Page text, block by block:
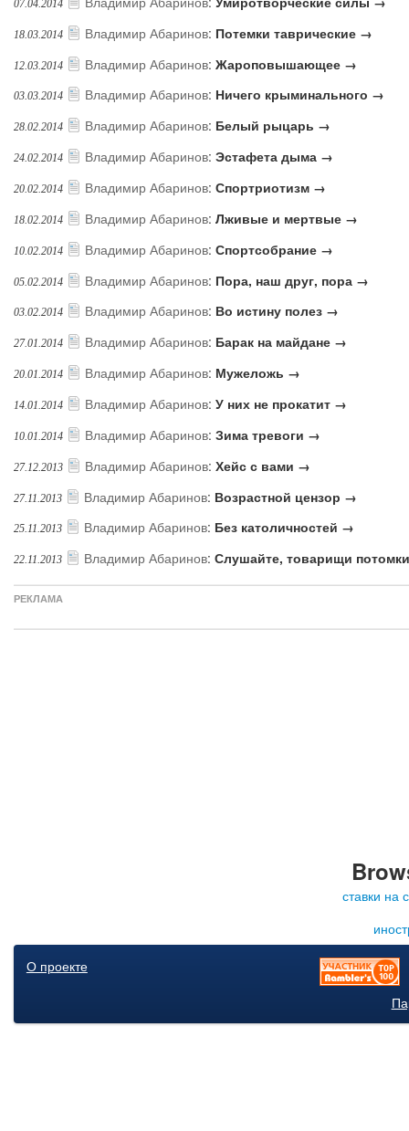
07.04.2014
18.03.2014 Владимир Абаринов: Потемки таврические →
12.03.2014 Владимир Абаринов: Жароповышающее →
03.03.2014 Владимир Абаринов: Ничего крыминального →
28.02.2014 Владимир Абаринов: Белый рыцарь →
24.02.2014 Владимир Абаринов: Эстафета дыма →
20.02.2014 Владимир Абаринов: Спортриотизм →
18.02.2014 Владимир Абаринов: Лживые и мертвые →
10.02.2014 Владимир Абаринов: Спортсобрание →
05.02.2014 Владимир Абаринов: Пора, наш друг, пора →
03.02.2014 Владимир Абаринов: Во истину полез →
27.01.2014 Владимир Абаринов: Барак на майдане →
20.01.2014 Владимир Абаринов: Мужеложь →
14.01.2014 Владимир Абаринов: У них не прокатит →
10.01.2014 Владимир Абаринов: Зима тревоги →
27.12.2013 Владимир Абаринов: Хейс с вами →
27.11.2013 Владимир Абаринов: Возрастной цензор →
25.11.2013 Владимир Абаринов: Без католичностей →
22.11.2013 Владимир Абаринов: Слушайте, товарищи
РЕКЛАМА
ставки на
О проекте